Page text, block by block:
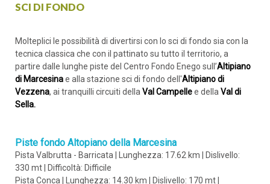
SCI DI FONDO
Molteplici le possibilità di divertirsi con lo sci di fondo sia con la
tecnica classica che con il pattinato su tutto il territorio, a
partire dalle lunghe piste del Centro Fondo Enego sull’Altipiano
di Marcesinae alla stazione sci di fondo dell'Altipiano di
Vezzena, ai tranquilli circuiti della Val Campellee della Val di
Sella.
Piste fondo Altopiano della Marcesina
Pista Valbrutta - Barricata | Lunghezza: 17.62 km | Dislivello:
330 mt | Difficoltà: Difficile
Pista Conca | Lunghezza: 14.30 km | Dislivello: 170 mt |